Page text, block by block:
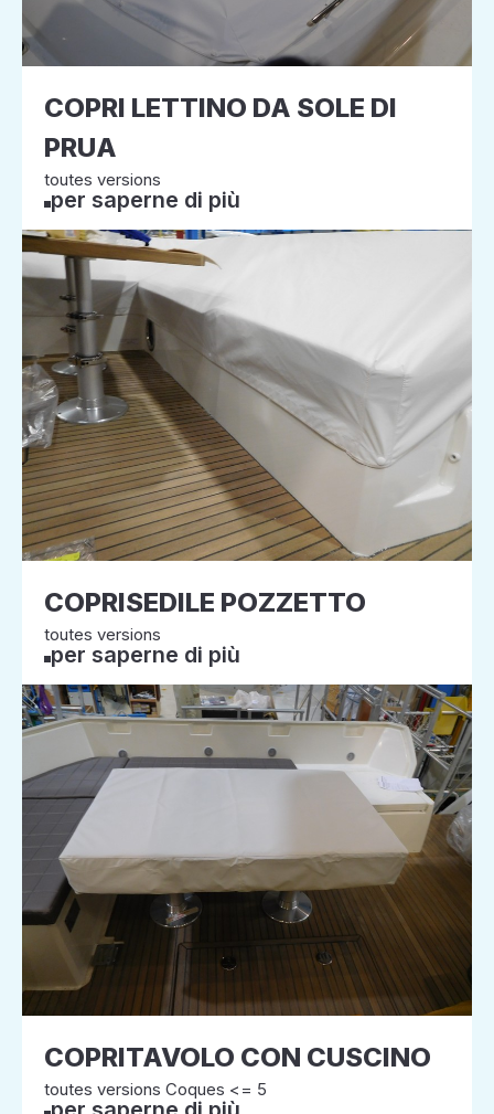
COPRI LETTINO DA SOLE DI
PRUA
toutes versions
per saperne di più
COPRISEDILE POZZETTO
toutes versions
per saperne di più
COPRITAVOLO CON CUSCINO
toutes versions Coques <= 5